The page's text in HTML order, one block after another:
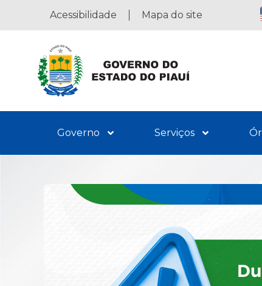
Acessibilidade Mapa do site
Governo Serviços